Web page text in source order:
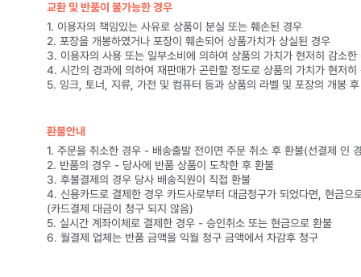
교환 및 반품이 불가능한 경우
1. 이용자의 책임있는 사유로 상품이 분실 또는 훼손된 경우
2. 포장을 개봉하였거나 포장이 훼손되어 상품가치가 상실된 경우
3. 이용자의 사용 또는 일부소비에 의하여 상품의 가치가 현저히 감소한
4. 시간의 경과에 의하여 재판매가 곤란할 정도로 상품의 가치가 현저히
5. 잉크, 토너, 지류, 가전 및 컴퓨터 등과 상품의 라벨 및 포장의 개봉
환불안내
1. 주문을 취소한 경우 - 배송출발 전이면 주문 취소 후 환불(선결제 인
2. 반품의 경우 - 당사에 반품 상품이 도착한 후 환불
3. 후불결제의 경우 당사 배송직원이 직접 환불
4. 신용카드로 결제한 경우 카드사로부터 대금청구가 되었다면, 현금
(카드결제 대금이 청구 되지 않음)
5. 실시간 계좌이체로 결제한 경우 - 승인취소 또는 현금으로 환불
6. 월결제 업체는 반품 금액을 익월 청구 금액에서 차감후 청구